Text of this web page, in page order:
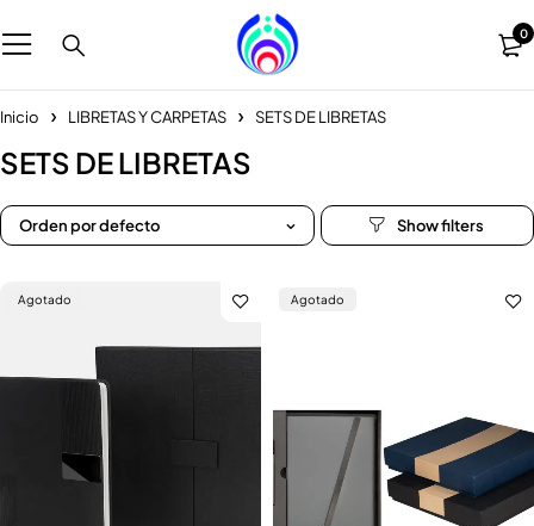
0
Inicio LIBRETAS Y CARPETAS SETS DE LIBRETAS
SETS DE LIBRETAS
Orden por defecto
Agotado Agotado